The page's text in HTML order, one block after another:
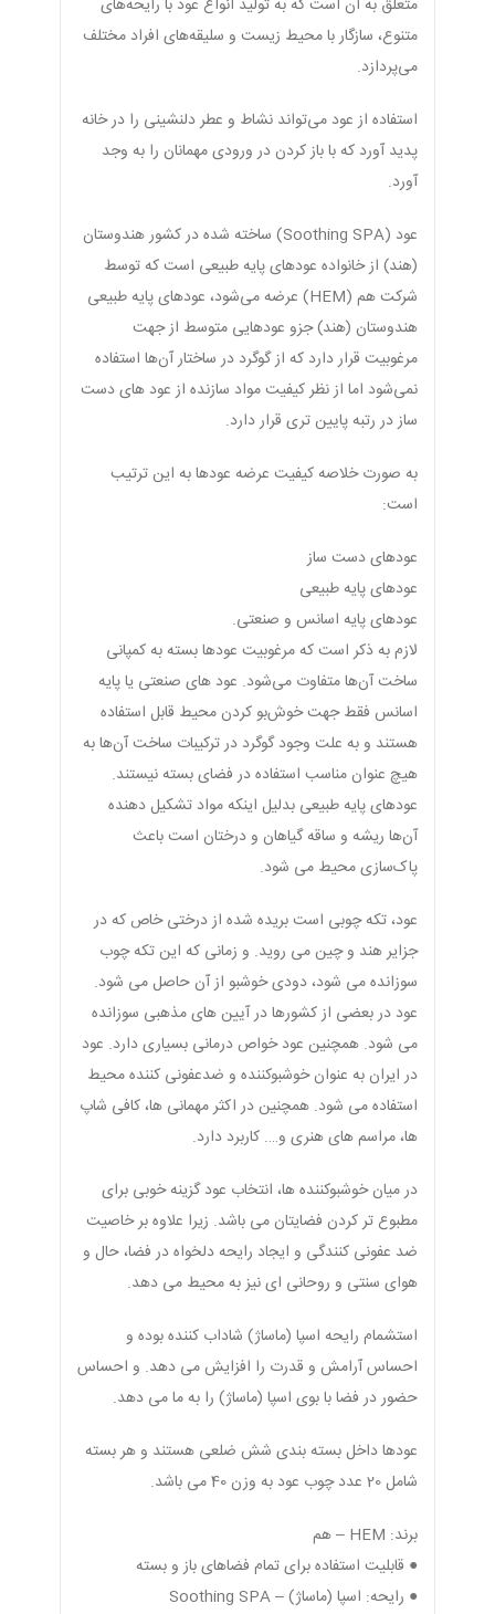
متعلق به آن است که به تولید انواع عود با رایحه‌های
متنوع، سازگار با محیط زیست و سلیقه‌های افراد مختلف
می‌پردازد.
استفاده از عود می‌تواند نشاط و عطر دلنشینی را در خانه
پدید آورد که با باز کردن در ورودی مهمانان را به وجد
آورد.
عود (Soothing SPA) ساخته شده در کشور هندوستان
(هند) از خانواده عودهای پایه طبیعی است که توسط
شرکت هم (HEM) عرضه می‌شود، عودهای پایه طبیعی
هندوستان (هند) جزو عودهایی متوسط از جهت
مرغوبیت قرار دارد که از گوگرد در ساختار آن‌ها استفاده
نمی‌شود اما از نظر کیفیت مواد سازنده از عود های دست
ساز در رتبه پایین تری قرار دارد.
به صورت خلاصه کیفیت عرضه عودها به این ترتیب
است:
عودهای دست ساز
عودهای پایه طبیعی
عودهای پایه اسانس و صنعتی.
لازم به ذکر است که مرغوبیت عودها بسته به کمپانی
ساخت آن‌ها متفاوت می‌شود. عود های صنعتی یا پایه
اسانس فقط جهت خوش‌بو کردن محیط قابل استفاده
هستند و به علت وجود گوگرد در ترکیبات ساخت آن‌ها به
هیچ عنوان مناسب استفاده در فضای بسته نیستند.
عودهای پایه طبیعی بدلیل اینکه مواد تشکیل دهنده
آن‌ها ریشه و ساقه گیاهان و درختان است باعث
پاک‌سازی محیط می شود.
عود، تکه چوبی است بریده شده از درختی خاص که در
جزایر هند و چین می روید. و زمانی که این تکه چوب
سوزانده می شود، دودی خوشبو از آن حاصل می شود.
عود در بعضی از کشورها در آیین های مذهبی سوزانده
می شود. همچنین عود خواص درمانی بسیاری دارد. عود
در ایران به عنوان خوشبوکننده و ضدعفونی کننده محیط
استفاده می شود. همچنین در اکثر مهمانی ها، کافی شاپ
ها، مراسم های هنری و…. کاربرد دارد.
در میان خوشبوکننده ها، انتخاب عود گزینه خوبی برای
مطبوع تر کردن فضایتان می باشد. زیرا علاوه بر خاصیت
ضد عفونی کنندگی و ایجاد رایحه دلخواه در فضا، حال و
هوای سنتی و روحانی ای نیز به محیط می دهد.
استشمام رایحه اسپا (ماساژ) شاداب کننده بوده و
احساس آرامش و قدرت را افزایش می دهد. و احساس
حضور در فضا با بوی اسپا (ماساژ) را به ما می دهد.
عودها داخل بسته بندی شش ضلعی هستند و هر بسته
شامل 20 عدد چوب عود به وزن 40 می باشد.
برند: HEM – هم
● قابلیت استفاده برای تمام فضاهای باز و بسته
● رایحه‌: اسپا (ماساژ) – Soothing SPA